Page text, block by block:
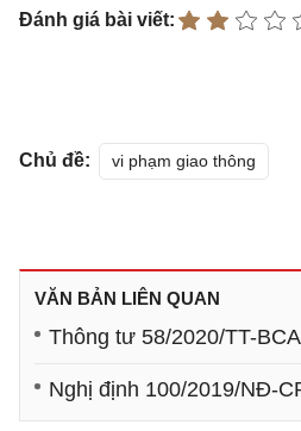
Đánh giá bài viết:
Chủ đề: vi phạm giao thông
VĂN BẢN LIÊN QUAN
Thông tư 58/2020/TT-
Nghị định 100/2019/NĐ-